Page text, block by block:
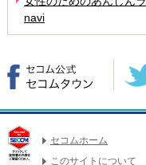
navi
セコムホーム
このサイトについて